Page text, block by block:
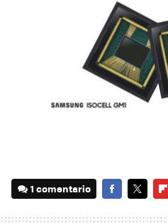
1 comentario